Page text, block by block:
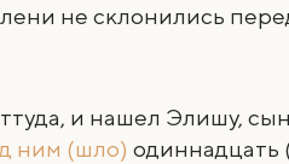
не склонились
и нашел Элишу,
ним (шло) одиннадцать